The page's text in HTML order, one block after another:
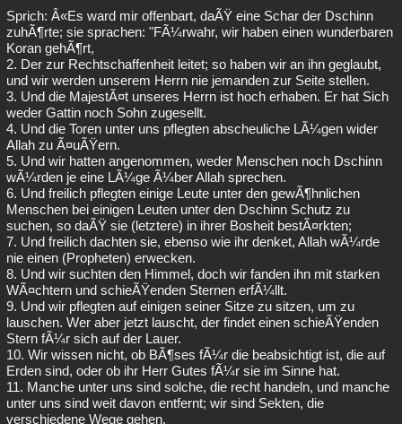
Übersichten
Besucht Teilgenommen Alle Neue Geschlossen
Lesenswert Schlüsselwörter
Sprich: Â«Es ward mir offenbart, daÃŸ eine Schar der Dschinn
zuhÃ¶rte; sie sprachen: "FÃ¼rwahr, wir haben einen wunderbaren
Koran gehÃ¶rt,
2. Der zur Rechtschaffenheit leitet; so haben wir an ihn geglaubt,
und wir werden unserem Herrn nie jemanden zur Seite stellen.
3. Und die MajestÃ¤t unseres Herrn ist hoch erhaben. Er hat Sich
weder Gattin noch Sohn zugesellt.
4. Und die Toren unter uns pflegten abscheuliche LÃ¼gen wider
Allah zu Ã¤uÃŸern.
5. Und wir hatten angenommen, weder Menschen noch Dschinn
wÃ¼rden je eine LÃ¼ge Ã¼ber Allah sprechen.
6. Und freilich pflegten einige Leute unter den gewÃ¶hnlichen
Menschen bei einigen Leuten unter den Dschinn Schutz zu
suchen, so daÃŸ sie (letztere) in ihrer Bosheit bestÃ¤rkten;
7. Und freilich dachten sie, ebenso wie ihr denket, Allah wÃ¼rde
nie einen (Propheten) erwecken.
8. Und wir suchten den Himmel, doch wir fanden ihn mit starken
WÃ¤chtern und schieÃŸenden Sternen erfÃ¼llt.
9. Und wir pflegten auf einigen seiner Sitze zu sitzen, um zu
lauschen. Wer aber jetzt lauscht, der findet einen schieÃŸenden
Stern fÃ¼r sich auf der Lauer.
10. Wir wissen nicht, ob BÃ¶ses fÃ¼r die beabsichtigt ist, die auf
Erden sind, oder ob ihr Herr Gutes fÃ¼r sie im Sinne hat.
11. Manche unter uns sind solche, die recht handeln, und manche
unter uns sind weit davon entfernt; wir sind Sekten, die
verschiedene Wege gehen.